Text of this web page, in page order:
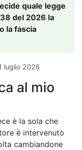
quale legge
del 2026 la
la fascia
luglio 2026
al mio
è la sola che
è intervenuto
cambiandone